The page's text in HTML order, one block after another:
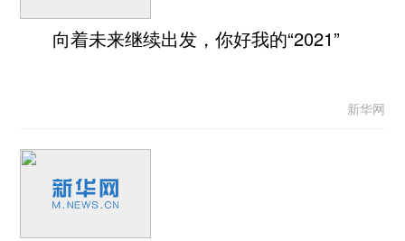
向着未来继续出发，你好我的“2021”
新华网